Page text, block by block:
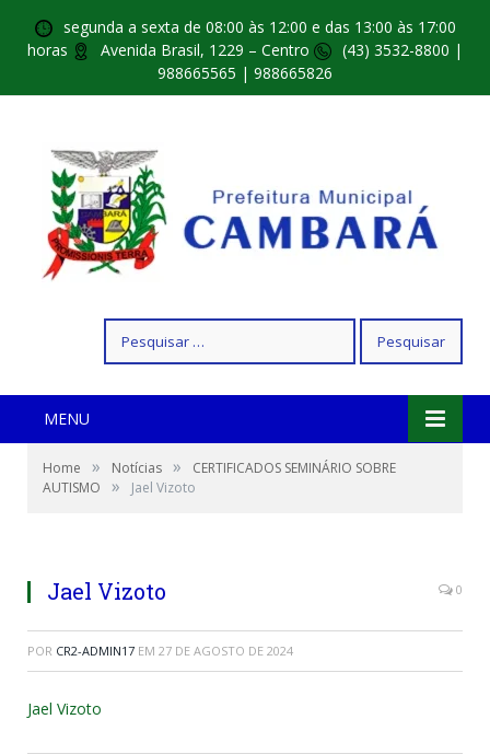
segunda a sexta de 08:00 às 12:00 e das 13:00 às 17:00
horas
Avenida Brasil, 1229 – Centro
(43) 3532-8800 |
988665565 | 988665826
por:
MENU
Home » Notícias »
CERTIFICADOS SEMINÁRIO SOBRE
AUTISMO
» Jael Vizoto
Jael Vizoto 0
POR CR2-ADMIN17 EM 27 DE AGOSTO DE 2024
Jael Vizoto